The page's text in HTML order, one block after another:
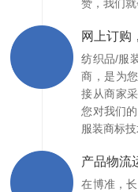
赞，我们
网上订购
纺织品/服
商，是为
接从商家
您对我们
服装商标
产品物流
在博准，